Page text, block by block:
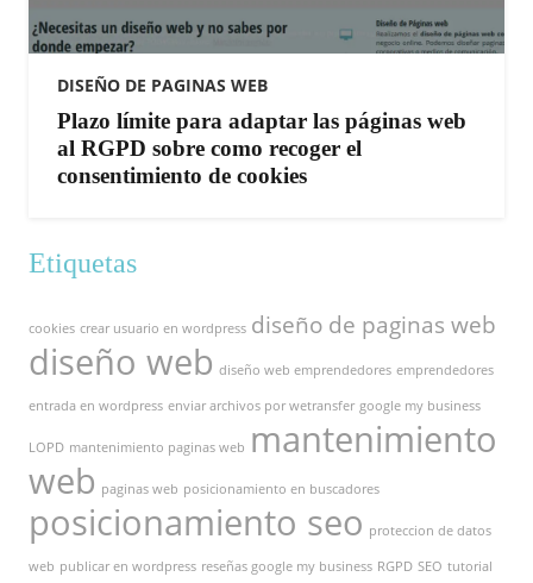
DISEÑO DE PAGINAS WEB
Plazo límite para adaptar las páginas web
al RGPD sobre como recoger el
consentimiento de cookies
Etiquetas
cookies crear usuario en wordpress diseño de paginas web
diseño web diseño web emprendedores emprendedores
entrada en wordpress enviar archivos por wetransfer google my business
LOPD mantenimiento paginas web mantenimiento
web paginas web posicionamiento en buscadores
posicionamiento seo proteccion de datos
web publicar en wordpress reseñas google my business RGPD SEO tutorial